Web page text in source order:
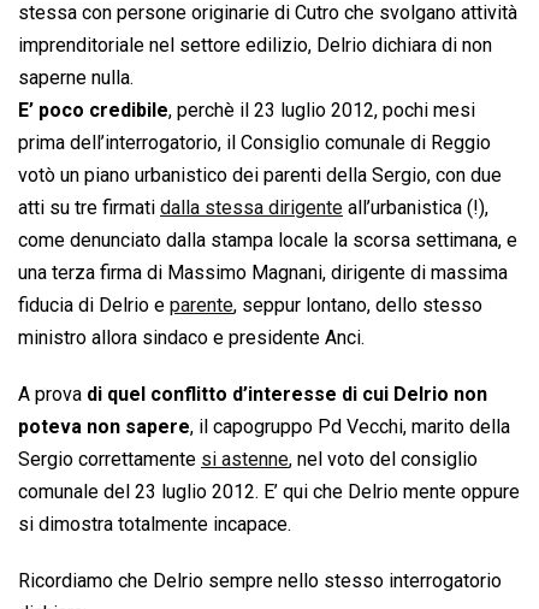
stessa con persone originarie di Cutro che svolgano attività
imprenditoriale nel settore edilizio, Delrio dichiara di non
saperne nulla.
E’ poco credibile, perchè il 23 luglio 2012, pochi mesi
prima dell’interrogatorio, il Consiglio comunale di Reggio
votò un piano urbanistico dei parenti della Sergio, con due
atti su tre firmati dalla stessa dirigente all’urbanistica (!),
come denunciato dalla stampa locale la scorsa settimana, e
una terza firma di Massimo Magnani, dirigente di massima
fiducia di Delrio e parente, seppur lontano, dello stesso
ministro allora sindaco e presidente Anci.
A prova di quel conflitto d’interesse di cui Delrio non
poteva non sapere, il capogruppo Pd Vecchi, marito della
Sergio correttamente si astenne, nel voto del consiglio
comunale del 23 luglio 2012. E’ qui che Delrio mente oppure
si dimostra totalmente incapace.
Ricordiamo che Delrio sempre nello stesso interrogatorio